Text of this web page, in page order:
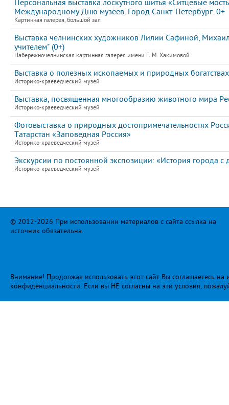
Персональная выставка лоскутного шитья «Ситцевые
Международному Дню музеев. Город Санкт-Петербург. 0+
Картинная галерея, большой зал
Выставка челнинских художников Лилии Сафиной,
учителем" (0+)
Набережночелнинская картинная галерея имени Г. М. Хакимовой
Выставка о полезных ископаемых и природных
Историко-краеведческий музей
Выставка, посвященная многообразию животного мира
Историко-краеведческий музей
Фотовыставка о природных достопримечательностях
Татарстан «Заповедная Россия»
Историко-краеведческий музей
Экскурсии по постоянной экспозиции: «История города
Историко-краеведческий музей
© 2012-2026 При использовании материалов с сайта ссылка на
источник обязательна.
Внимание! Продолжая использовать этот сайт Вы соглашаетесь
конфиденциальности. Если вы НЕ согласны на эти условия,